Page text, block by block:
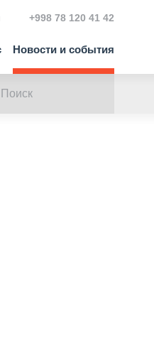
Новости и события
+998 78 120 41 42